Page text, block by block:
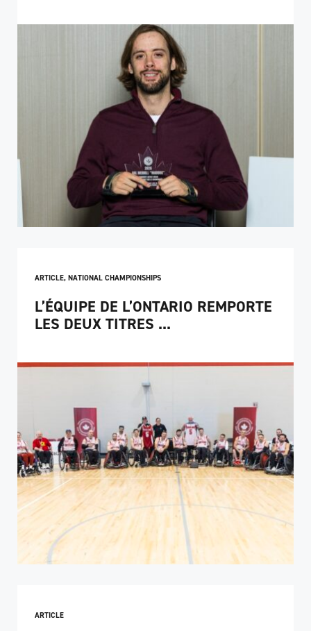
ARTICLE, NATIONAL CHAMPIONSHIPS
L’ÉQUIPE DE L’ONTARIO REMPORTE
LES DEUX TITRES ...
ARTICLE